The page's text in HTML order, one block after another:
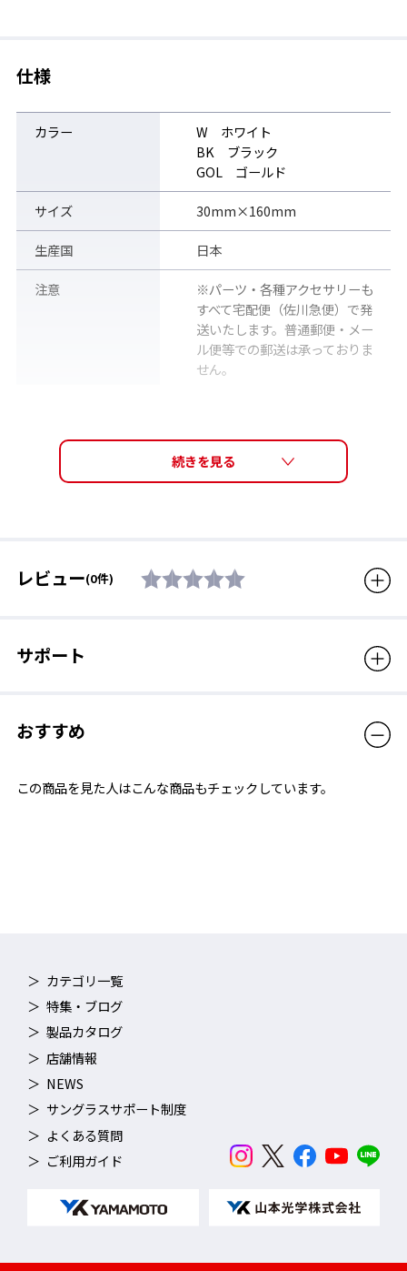
仕様
カラー
W ホワイト
BK ブラック
GOL ゴールド
サイズ 30mm×160mm
生産国 日本
注意
※パーツ・各種アクセサリーも
すべて宅配便（佐川急便）で発
送いたします。普通郵便・メー
ル便等での郵送は承っておりま
せん。
レビュー(0件)
サポート
おすすめ
この商品を見た人はこんな商品もチェックしています。
カテゴリ一覧
特集・ブログ
製品カタログ
店舗情報
NEWS
サングラスサポート制度
よくある質問
ご利用ガイド